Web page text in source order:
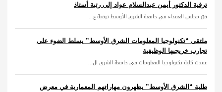
ترقية الدكتور أيمن عبدالسلام عواد إلى رتبة أستاذ
قرّر مجلس العمداء في جامعة الشرق الأوسط ترقية ع...
ملتقى “تكنولوجيا المعلومات الشرق الأوسط” يسلط الضوء على
تجارب خريجيها الوظيفية
عقدت كلية تكنولوجيا المعلومات في جامعة الشرق ال...
طلبة “الشرق الأوسط” يظهرون مهاراتهم المعمارية في معرض